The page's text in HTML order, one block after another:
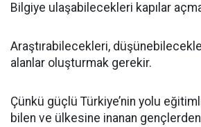
Bilgiye ulaşabilecekleri kapılar
Araştırabilecekleri,
alanlar oluşturmak gerekir.
Çünkü güçlü Türkiye’nin yolu
bilen ve ülkesine inanan